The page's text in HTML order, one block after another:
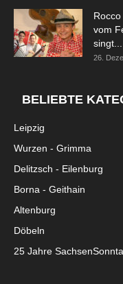
vom
singt...
26.
BELIEBTE
Leipzig
Wurzen - Grimma
Delitzsch - Eilenburg
Borna - Geithain
Altenburg
Döbeln
25 Jahre